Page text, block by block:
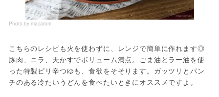
Photo by macaroni
こちらのレシピも火を使わずに、レンジで簡単に作れます◎
豚肉、ニラ、天かすでボリューム満点。ごま油とラー油を使
った特製ピリ辛つゆも、食欲をそそります。ガッツリとパン
チのある冷たいうどんを食べたいときにオススメですよ。